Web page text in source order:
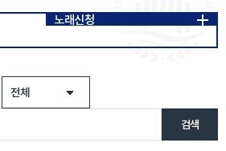
노래신청
검색